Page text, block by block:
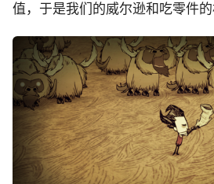
值，于是我们的威尔逊和吃零件的